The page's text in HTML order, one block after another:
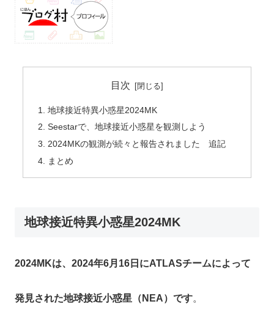
目次
地球接近特異小惑星2024MK
Seestarで、地球接近小惑星を観測しよう
2024MKの観測が続々と報告されました 追記
まとめ
地球接近特異小惑星2024MK
2024MKは、2024年6月16日にATLASチームによって
発見された地球接近小惑星（NEA）です。